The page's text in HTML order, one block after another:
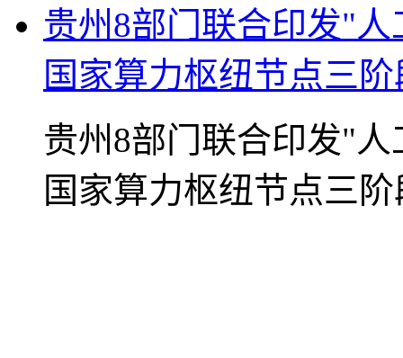
贵州8部门联合印发"
国家算力枢纽节点三
贵州8部门联合印发"
国家算力枢纽节点三